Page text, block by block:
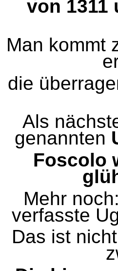
von 1311
Man kommt
die
Als
genannten
Foscolo
Mehr
verfasste
Das ist